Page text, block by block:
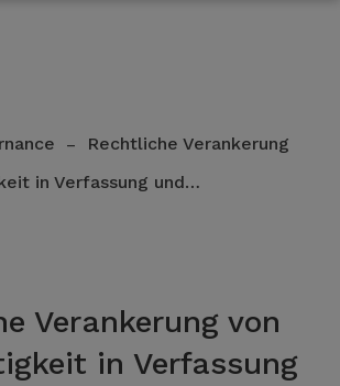
–
Rechtliche Verankerung
in Verfassung und…
Verankerung von
in Verfassung